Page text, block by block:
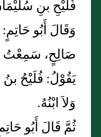
فُلَيْحِ بنِ
وَقَالَ أَبُو
صَالِحٍ، سَمِعْتُ
يَقُوْلُ: فُلَيْحُ
وَلاَ ابْنُهُ.
ثُمَّ قَالَ أَبُو